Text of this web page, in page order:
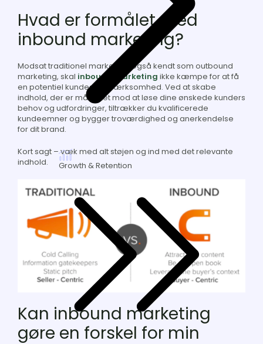
Growth & Retention
Hvad er formålet med
inbound marketing?
Modsat traditionel marketing, også kendt som outbound
marketing, skal inbound marketing ikke kæmpe for at få
en potentiel kundes opmærksomhed. Ved at skabe
indhold, der er målrettet mod at løse dine ønskede kunders
behov og udfordringer, tiltrækker du kvalificerede
kundeemner og bygger troværdighed og anerkendelse
for dit brand.
Kort sagt – væk med alt støjen og ind med det relevante
indhold.
Kan inbound marketing
gøre en forskel for min